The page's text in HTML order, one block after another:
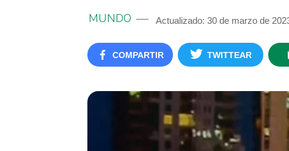
MUNDO Actualizado: 30 de marzo de
COMPARTIR TWITTEAR